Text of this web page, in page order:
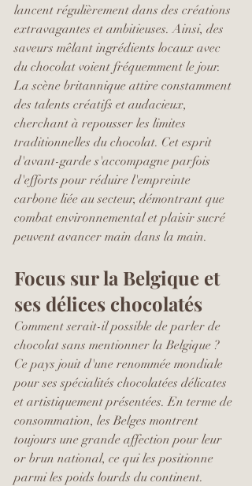
lancent régulièrement dans des créations
extravagantes et ambitieuses. Ainsi, des
saveurs mêlant ingrédients locaux avec
du chocolat voient fréquemment le jour.
La scène britannique attire constamment
des talents créatifs et audacieux,
cherchant à repousser les limites
traditionnelles du chocolat. Cet esprit
d'avant-garde s'accompagne parfois
d'efforts pour réduire l'empreinte
carbone liée au secteur, démontrant que
combat environnemental et plaisir sucré
peuvent avancer main dans la main.
Focus sur la Belgique et
ses délices chocolatés
Comment serait-il possible de parler de
chocolat sans mentionner la Belgique ?
Ce pays jouit d'une renommée mondiale
pour ses spécialités chocolatées délicates
et artistiquement présentées. En terme de
consommation, les Belges montrent
toujours une grande affection pour leur
or brun national, ce qui les positionne
parmi les poids lourds du continent.